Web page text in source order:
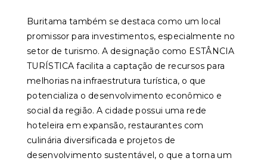
Buritama também se destaca como um local
promissor para investimentos, especialmente no
setor de turismo. A designação como ESTÂNCIA
TURÍSTICA facilita a captação de recursos para
melhorias na infraestrutura turística, o que
potencializa o desenvolvimento econômico e
social da região. A cidade possui uma rede
hoteleira em expansão, restaurantes com
culinária diversificada e projetos de
desenvolvimento sustentável, o que a torna um